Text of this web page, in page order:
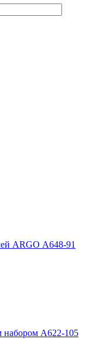
ARGO А648-91
набором А622-105